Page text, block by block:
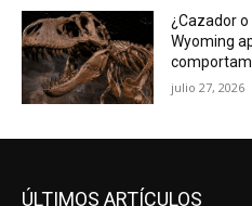
¿Cazador
Wyoming
julio 27, 2026
ÚLTIMOS ARTÍCULOS